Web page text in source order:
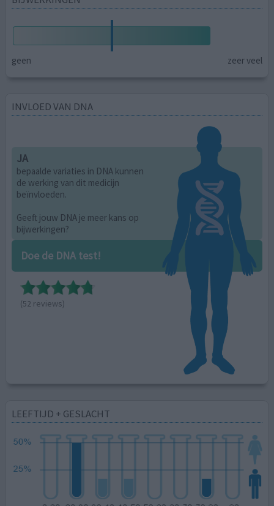
geen zeer veel
INVLOED VAN DNA
JA
bepaalde variaties in DNA kunnen
de werking van dit medicijn
beïnvloeden.
Geeft jouw DNA je meer kans op
bijwerkingen?
Doe de DNA test!
(52 reviews)
LEEFTIJD + GESLACHT